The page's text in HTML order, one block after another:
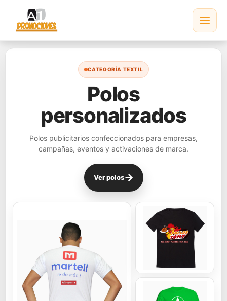
contenido
CATEGORÍA TEXTIL
Polos
personalizados
Polos publicitarios confeccionados para empresas,
campañas, eventos y activaciones de marca.
Ver polos→